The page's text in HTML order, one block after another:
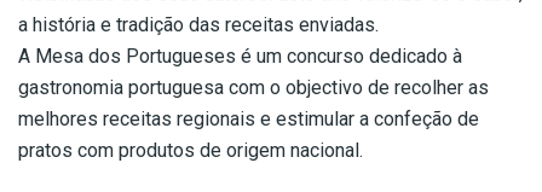
a história e tradição das receitas enviadas.
A Mesa dos Portugueses é um concurso dedicado à
gastronomia portuguesa com o objectivo de recolher as
melhores receitas regionais e estimular a confeção de
pratos com produtos de origem nacional.